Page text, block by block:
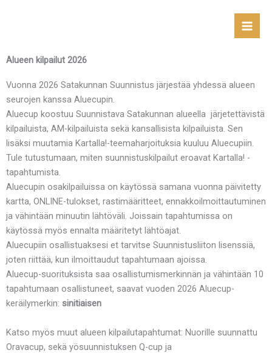
Alueen kilpailut 2026
Vuonna 2026 Satakunnan Suunnistus järjestää yhdessä alueen
seurojen kanssa Aluecupin.
Aluecup koostuu Suunnistava Satakunnan alueella järjetettävistä
kilpailuista, AM-kilpailuista sekä kansallisista kilpailuista. Sen
lisäksi muutamia Kartalla!-teemaharjoituksia kuuluu Aluecupiin.
Tule tutustumaan, miten suunnistuskilpailut eroavat Kartalla! -
tapahtumista.
Aluecupin osakilpailuissa on käytössä samana vuonna päivitetty
kartta, ONLINE-tulokset, rastimääritteet, ennakkoilmoittautuminen
ja vähintään minuutin lähtöväli. Joissain tapahtumissa on
käytössä myös ennalta määritetyt lähtöajat.
Aluecupiin osallistuaksesi et tarvitse Suunnistusliiton lisenssiä,
joten riittää, kun ilmoittaudut tapahtumaan ajoissa.
Aluecup-suorituksista saa osallistumismerkinnän ja vähintään 10
tapahtumaan osallistuneet, saavat vuoden 2026 Aluecup-
keräilymerkin: sinitiaisen
Katso myös muut alueen kilpailutapahtumat: Nuorille suunnattu
Oravacup, sekä yösuunnistuksen Q-cup ja